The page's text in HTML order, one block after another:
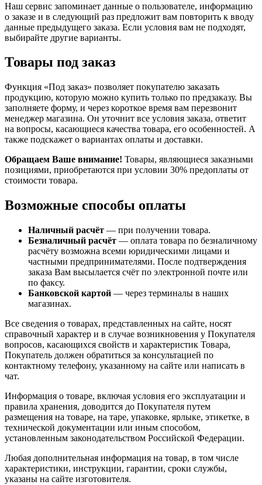
Наш сервис запоминает данные о пользователе, информацию
о заказе и в следующий раз предложит вам повторить к вводу
данные предыдущего заказа. Если условия вам не подходят,
выбирайте другие варианты.
Товары под заказ
Функция «Под заказ» позволяет покупателю заказать
продукцию, которую можно купить только по предзаказу. Вы
заполняете форму, и через короткое время вам перезвонит
менеджер магазина. Он уточнит все условия заказа, ответит
на вопросы, касающиеся качества товара, его особенностей. А
также подскажет о вариантах оплаты и доставки.
Обращаем Ваше внимание! Товары, являющиеся заказными
позициями, приобретаются при условии 30% предоплаты от
стоимости товара.
Возможные способы оплаты
Наличный расчёт — при получении товара.
Безналичный расчёт — оплата товара по безналичному
расчёту возможна всеми юридическими лицами и
частными предпринимателями. После подтверждения
заказа Вам высылается счёт по электронной почте или
по факсу.
Банковской картой — через терминалы в наших
магазинах.
Все сведения о товарах, представленных на сайте, носят
справочный характер и в случае возникновения у Покупателя
вопросов, касающихся свойств и характеристик Товара,
Покупатель должен обратиться за консультацией по
контактному телефону, указанному на сайте или написать в
чат.
Информация о товаре, включая условия его эксплуатации и
правила хранения, доводится до Покупателя путем
размещения на товаре, на таре, упаковке, ярлыке, этикетке, в
технической документации или иным способом,
установленным законодательством Российской Федерации.
Любая дополнительная информация на товар, в том числе
характеристики, инструкции, гарантии, сроки службы,
указаны на сайте изготовителя.